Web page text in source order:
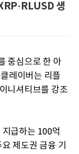
생
중심으로 한 아
레이버는 리플
니셔티브를 강조
급하는 100억
제도권 금융 기